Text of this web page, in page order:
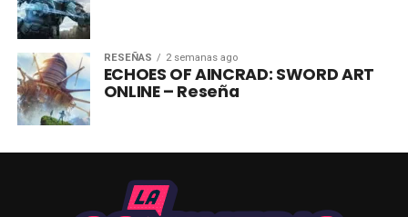
RESEÑAS 2 semanas ago
ECHOES OF AINCRAD: SWORD ART
ONLINE – Reseña